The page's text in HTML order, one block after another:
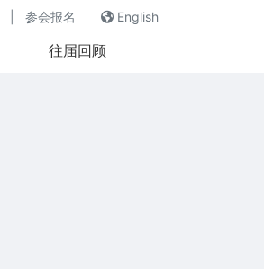
参会报名 English
往届回顾